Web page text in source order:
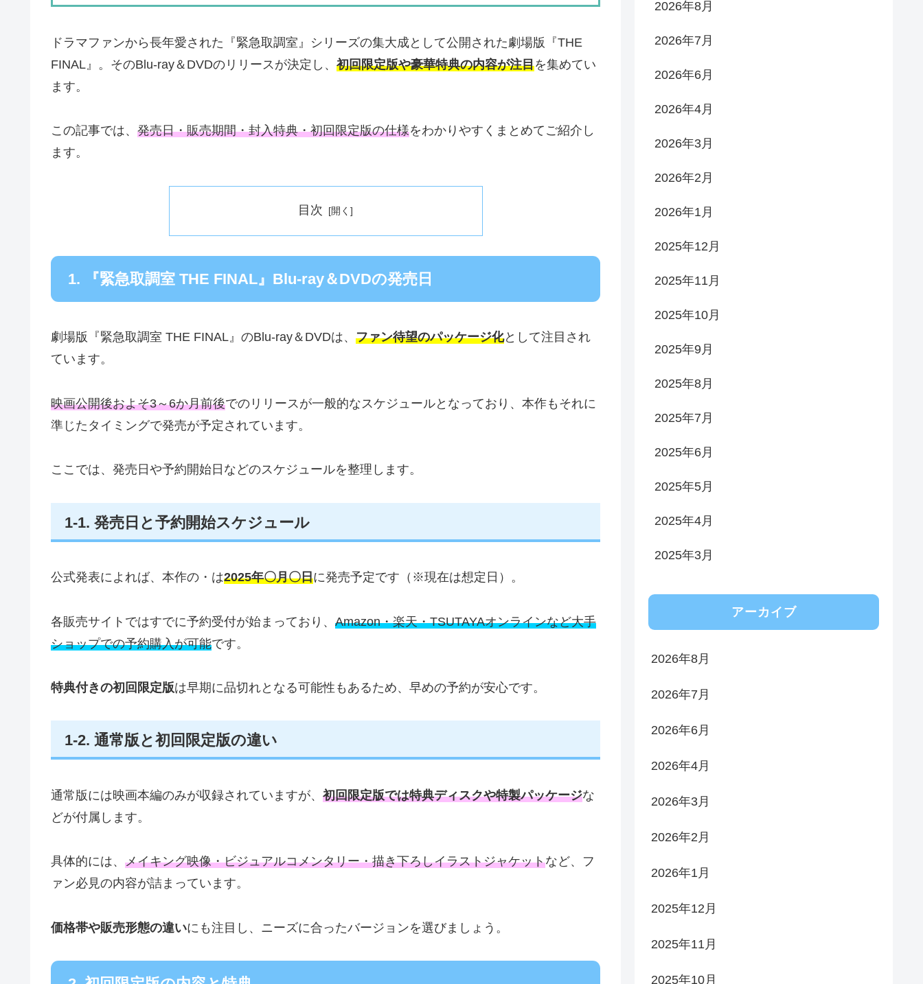
ドラマファンから長年愛された『緊急取調室』シリーズの集大成として公開された劇場版『THE
FINAL』。そのBlu-ray＆DVDのリリースが決定し、 初回限定版や豪華特典の内容が注目を集めてい
ます。
この記事では、 発売日・販売期間・封入特典・初回限定版の仕様をわかりやすくまとめてご紹介し
ます。
目次
1. 『緊急取調室 THE FINAL』Blu-ray＆DVDの発売日
劇場版『緊急取調室 THE FINAL』のBlu-ray＆DVDは、 ファン待望のパッケージ化として注目され
ています。
映画公開後およそ3～6か月前後でのリリースが一般的なスケジュールとなっており、本作もそれに
準じたタイミングで発売が予定されています。
ここでは、発売日や予約開始日などのスケジュールを整理します。
1-1. 発売日と予約開始スケジュール
公式発表によれば、本作の・は2025年〇月〇日に発売予定です（※現在は想定日）。
各販売サイトではすでに予約受付が始まっており、 Amazon・楽天・TSUTAYAオンラインなど大手
ショップでの予約購入が可能です。
特典付きの初回限定版は早期に品切れとなる可能性もあるため、早めの予約が安心です。
1-2. 通常版と初回限定版の違い
通常版には映画本編のみが収録されていますが、 初回限定版では特典ディスクや特製パッケージな
どが付属します。
具体的には、 メイキング映像・ビジュアルコメンタリー・描き下ろしイラストジャケットなど、フ
ァン必見の内容が詰まっています。
価格帯や販売形態の違いにも注目し、ニーズに合ったバージョンを選びましょう。
2026年8月
2026年7月
2026年6月
2026年4月
2026年3月
2026年2月
2026年1月
2025年12月
2025年11月
2025年10月
2025年9月
2025年8月
2025年7月
2025年6月
2025年5月
2025年4月
2025年3月
アーカイブ
2026年8月
2026年7月
2026年6月
2026年4月
2026年3月
2026年2月
2026年1月
2025年12月
2025年11月
2025年10月